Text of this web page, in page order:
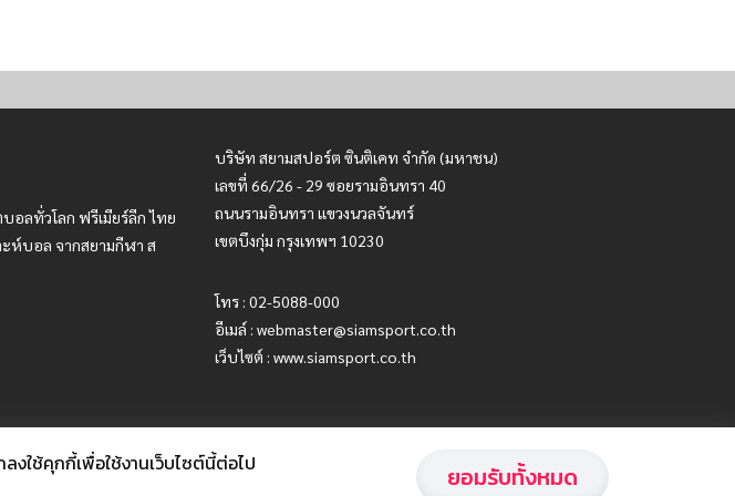
ลทั่วโลก ฟรีเมียร์ลีก ไทย
ห์บอล จากสยามกีฬา ส
บริษัท สยามสปอร์ต ซินติเคท จำกัด (มหาชน)
เลขที่ 66/26 - 29 ซอยรามอินทรา 40
ถนนรามอินทรา แขวงนวลจันทร์
เขตบึงกุ่ม กรุงเทพฯ 10230
โทร : 02-5088-000
อีเมล์ : webmaster@siamsport.co.th
เว็บไซต์ : www.siamsport.co.th
Privacy
ใช้คุกกี้เพื่อใช้งานเว็บไซต์นี้ต่อไป
ยอมรับทั้งหมด